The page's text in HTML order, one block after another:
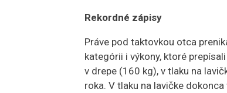
Rekordné zápisy
Práve pod taktovkou otca
kategórii i výkony, ktoré
v drepe (160 kg), v tlaku na
roka. V tlaku na lavičke